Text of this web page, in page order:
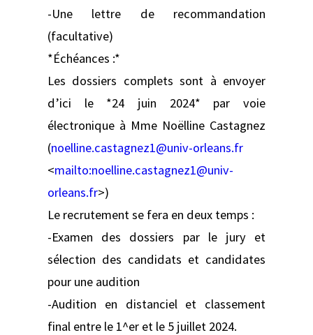
-Une lettre de recommandation
(facultative)
*Échéances :*
Les dossiers complets sont à envoyer
d’ici le *24 juin 2024* par voie
électronique à Mme Noëlline Castagnez
(noelline.castagnez1@univ-orleans.fr
<mailto:noelline.castagnez1@univ-
orleans.fr>)
Le recrutement se fera en deux temps :
-Examen des dossiers par le jury et
sélection des candidats et candidates
pour une audition
-Audition en distanciel et classement
final entre le 1^er et le 5 juillet 2024.